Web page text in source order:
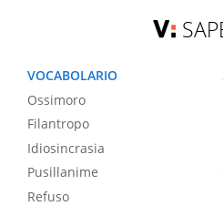
VOCABOLARIO
Ossimoro
Filantropo
Idiosincrasia
Pusillanime
Refuso